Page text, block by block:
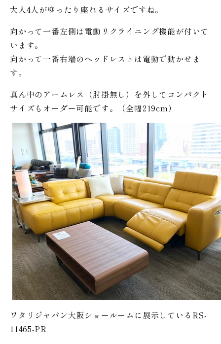
大人4人がゆったり座れるサイズですね。
向かって一番左側は電動リクライニング機能が付いて
います。
向かって一番右端のヘッドレストは電動で動かせま
す。
真ん中のアームレス（肘掛無し）を外してコンパクト
サイズもオーダー可能です。（全幅219cm）
ワタリジャパン大阪ショールームに展示しているRS-
11465-PR